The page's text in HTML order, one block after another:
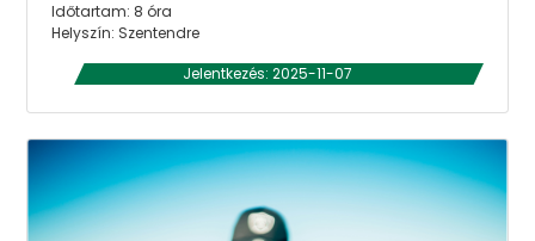
Időtartam: 8 óra
Helyszín: Szentendre
Jelentkezés: 2025-11-07